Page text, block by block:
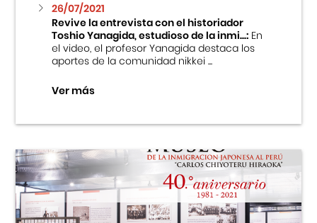
26/07/2021
Revive la entrevista con el historiador
Toshio Yanagida, estudioso de la inmi...:En
el video, el profesor Yanagida destaca los
aportes de la comunidad nikkei ...
Ver más